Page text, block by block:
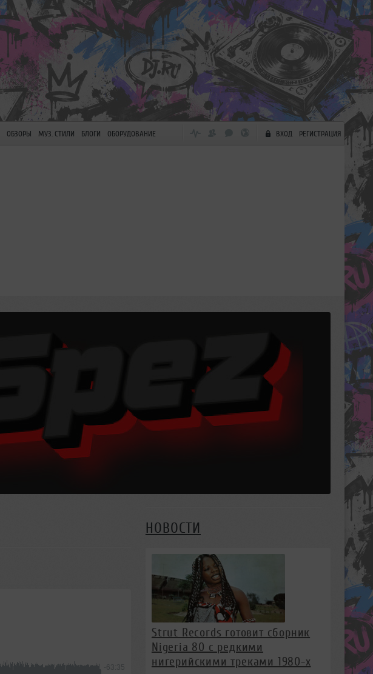
ОБЗОРЫ МУЗ. СТИЛИ БЛОГИ ОБОРУДОВАНИЕ ВХОД РЕГИСТРАЦИЯ
-63:35
НОВОСТИ
Strut Records готовит сборник
Nigeria 80 с редкими
нигерийскими треками 1980-х